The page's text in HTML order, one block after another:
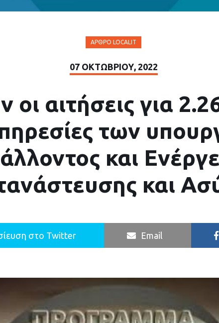
ΆΡΘΡΟ LOCALIT
07 ΟΚΤΩΒΡΊΟΥ, 2022
οι αιτήσεις για
των
και
και
στο Twitter Email